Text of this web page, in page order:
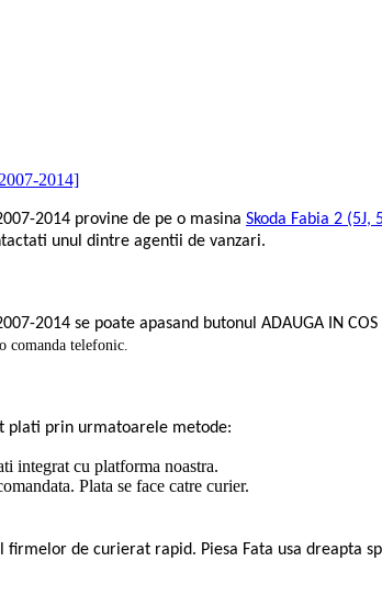
2014]
2014 provine de pe o masina Skoda Fabia 2 (5J,
unul dintre agentii de vanzari.
2014 se poate apasand butonul ADAUGA IN
comanda telefonic.
plati prin urmatoarele metode:
integrat cu platforma noastra.
Plata se face catre curier.
de curierat rapid. Piesa Fata usa dreapta